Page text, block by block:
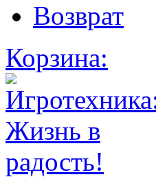
Возврат
Корзина: